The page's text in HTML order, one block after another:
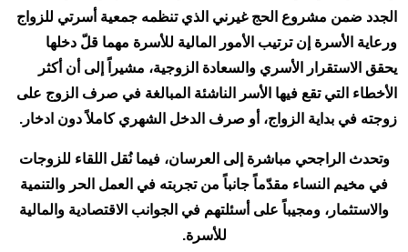
الجدد ضمن مشروع الحج غيرني الذي تنظمه جمعية أسرتي للزواج
ورعاية الأسرة إن ترتيب الأمور المالية للأسرة مهما قلّ دخلها
يحقق الاستقرار الأسري والسعادة الزوجية، مشيراً إلى أن أكثر
الأخطاء التي تقع فيها الأسر الناشئة المبالغة في صرف الزوج على
زوجته في بداية الزواج، أو صرف الدخل الشهري كاملاً دون ادخار.
وتحدث الراجحي مباشرة إلى العرسان، فيما نُقل اللقاء للزوجات
في مخيم النساء مقدّماً جانباً من تجربته في العمل الحر والتنمية
والاستثمار، ومجيباً على أسئلتهم في الجوانب الاقتصادية والمالية
للأسرة.